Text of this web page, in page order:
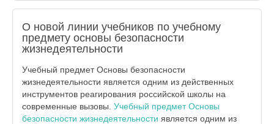
О новой линии учебников по учебному
предмету основы безопасности
жизнедеятельности
Учебный предмет Основы безопасности
жизнедеятельности является одним из действенных
инструментов реагирования российской школы на
современные вызовы. Учебный предмет Основы
безопасности жизнедеятельности является одним из